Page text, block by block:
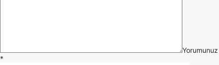
Yorumunuz
*